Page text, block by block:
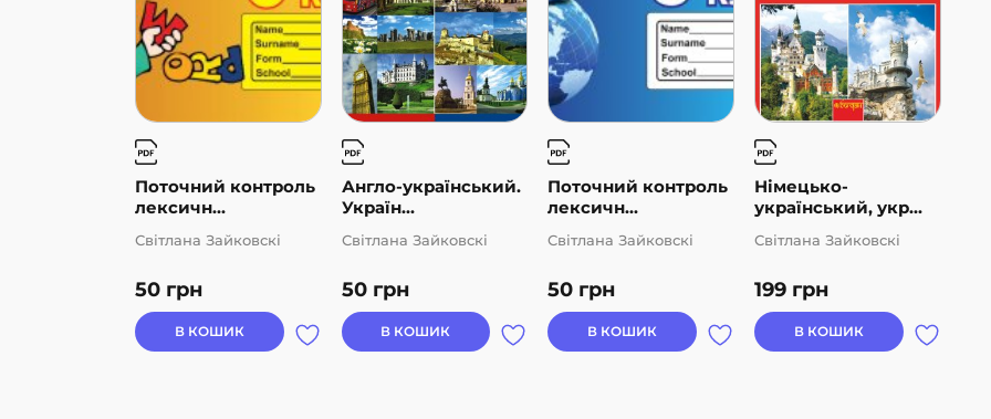
Поточний контроль
лексичн...
50 грн
Світлана Зайковскі
В КОШИК
Англо-український.
Україн...
50 грн
Світлана Зайковскі
В КОШИК
Поточний контроль
лексичн...
50 грн
Світлана Зайковскі
В КОШИК
Німецько-
український, укр...
199 грн
Світлана Зайковскі
В КОШИК